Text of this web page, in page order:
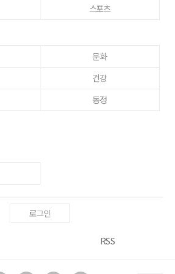
스포츠
문화
건강
동정
로그인
RSS